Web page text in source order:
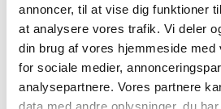
annoncer, til at vise dig funktioner
at analysere vores trafik. Vi deler
din brug af vores hjemmeside med
for sociale medier,
analysepartnere. Vores partnere
data med andre oplysninger, du
som udvikles og
kunden eller efter oplæg fra
eksempler kan være
implementeringskarantæne
webudlejningssystems,